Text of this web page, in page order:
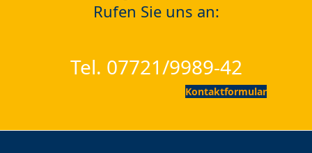
Rufen Sie uns an:
Tel. 07721/9989-42
Kontaktformular